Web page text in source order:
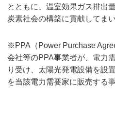
とともに、温室効果ガス排出
炭素社会の構築に貢献してまい
※PPA（Power Purchase
会社等のPPA事業者が、電力
り受け、太陽光発電設備を設
を当該電力需要家に販売する